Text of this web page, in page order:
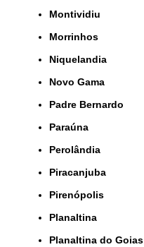
Montividiu
Morrinhos
Niquelandia
Novo Gama
Padre Bernardo
Paraúna
Perolândia
Piracanjuba
Pirenópolis
Planaltina
Planaltina do Goias